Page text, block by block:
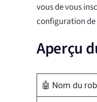
vous de vous
configuration de
Aperçu
🤖 Nom du